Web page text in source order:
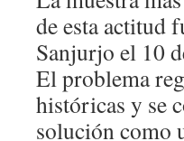
de esta actitud
Sanjurjo el 10
El problema
históricas y se
solución como